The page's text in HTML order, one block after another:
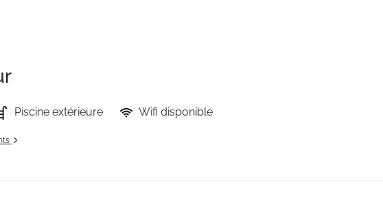
Piscine extérieure Wifi disponible